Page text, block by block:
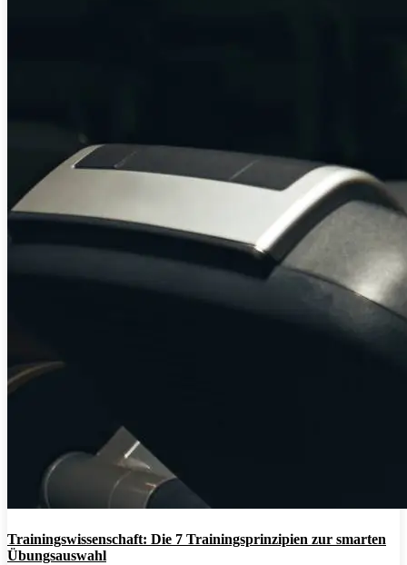
Trainingswissenschaft: Die 7 Trainingsprinzipien zur smarten
Übungsauswahl